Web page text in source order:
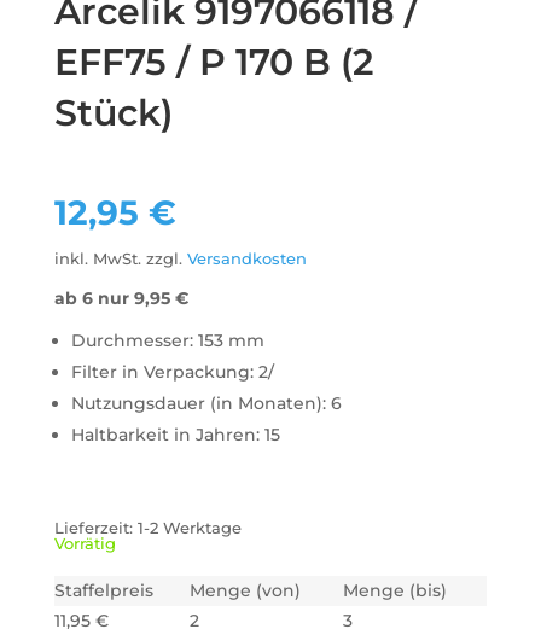
Arcelik 9197066118 /
EFF75 / P 170 B (2
Stück)
12,95 €
inkl. MwSt. zzgl. Versandkosten
ab 6 nur 9,95 €
Durchmesser: 153 mm
Filter in Verpackung: 2/
Nutzungsdauer (in Monaten): 6
Haltbarkeit in Jahren: 15
Lieferzeit: 1-2 Werktage
Vorrätig
Staffelpreis Menge (von)
Menge (bis)
11,95 € 2
3